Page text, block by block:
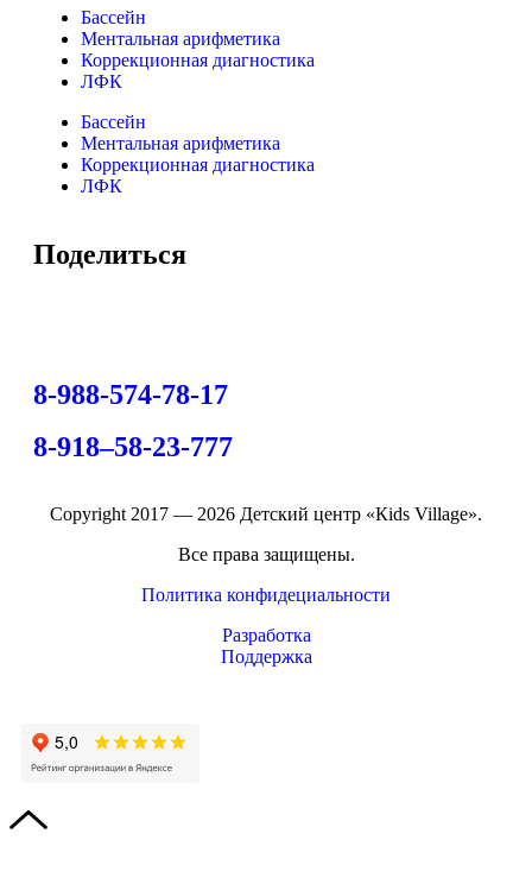
Бассейн
Ментальная арифметика
Коррекционная диагностика
ЛФК
Бассейн
Ментальная арифметика
Коррекционная диагностика
ЛФК
Поделиться
8-988-574-78-17
8-918–58-23-777
Copyright 2017 — 2026 Детский центр «Кids Village».
Все права защищены.
Политика конфидециальности
Разработка
Поддержка